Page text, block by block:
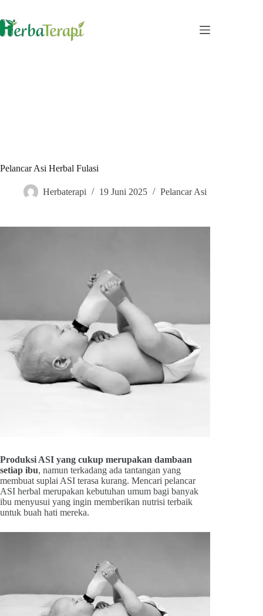
content
Pelancar Asi Herbal Fulasi
Herbaterapi 19 Juni 2025 Pelancar Asi
Produksi ASI yang cukup merupakan dambaan
setiap ibu, namun terkadang ada tantangan yang
membuat suplai ASI terasa kurang. Mencari pelancar
ASI herbal merupakan kebutuhan umum bagi banyak
ibu menyusui yang ingin memberikan nutrisi terbaik
untuk buah hati mereka.